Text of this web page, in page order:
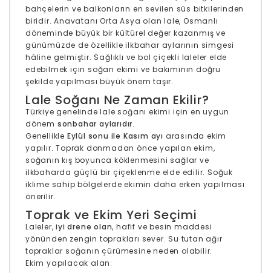
bahçelerin ve balkonların en sevilen süs bitkilerinden
biridir. Anavatanı Orta Asya olan lale, Osmanlı
döneminde büyük bir kültürel değer kazanmış ve
günümüzde de özellikle ilkbahar aylarının simgesi
hâline gelmiştir. Sağlıklı ve bol çiçekli laleler elde
edebilmek için soğan ekimi ve bakımının doğru
şekilde yapılması büyük önem taşır.
Lale Soğanı Ne Zaman Ekilir?
Türkiye genelinde lale soğanı ekimi için en uygun
dönem sonbahar aylarıdır.
Genellikle Eylül sonu ile Kasım ayı arasında ekim
yapılır. Toprak donmadan önce yapılan ekim,
soğanın kış boyunca köklenmesini sağlar ve
ilkbaharda güçlü bir çiçeklenme elde edilir. Soğuk
iklime sahip bölgelerde ekimin daha erken yapılması
önerilir.
Toprak ve Ekim Yeri Seçimi
Laleler,iyi drene olan, hafif ve besin maddesi
yönünden zengin toprakları sever. Su tutan ağır
topraklar soğanın çürümesine neden olabilir.
Ekim yapılacak alan: